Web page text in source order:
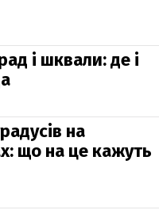
і шквали: де і
на
що на це кажуть